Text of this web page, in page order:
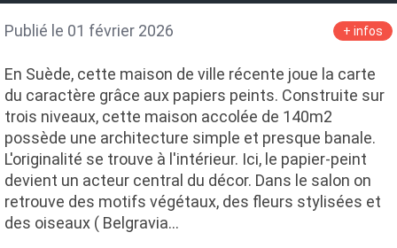
Publié le 01 février 2026 + infos
En Suède, cette maison de ville récente joue la carte
du caractère grâce aux papiers peints. Construite sur
trois niveaux, cette maison accolée de 140m2
possède une architecture simple et presque banale.
L'originalité se trouve à l'intérieur. Ici, le papier-peint
devient un acteur central du décor. Dans le salon on
retrouve des motifs végétaux, des fleurs stylisées et
des oiseaux ( Belgravia…